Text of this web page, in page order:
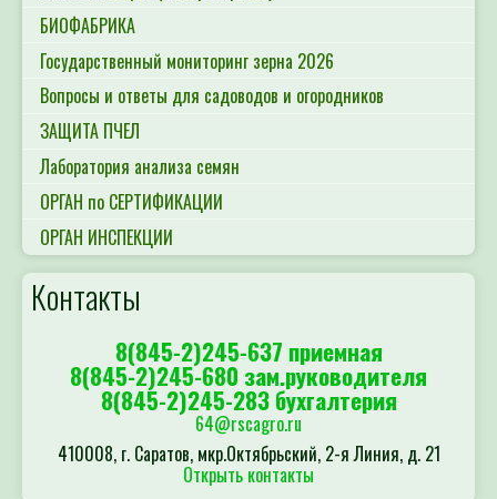
БИОФАБРИКА
Государственный мониторинг зерна 2026
Вопросы и ответы для садоводов и огородников
ЗАЩИТА ПЧЕЛ
Лаборатория анализа семян
ОРГАН по СЕРТИФИКАЦИИ
ОРГАН ИНСПЕКЦИИ
Контакты
8(845-2)245-637 приемная
8(845-2)245-680 зам.руководителя
8(845-2)245-283 бухгалтерия
64@rscagro.ru
410008, г. Саратов, мкр.Октябрьский, 2-я Линия, д. 21
Открыть контакты